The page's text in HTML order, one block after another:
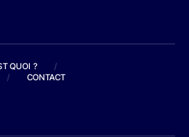
QUOI ?
/
/ CONTACT